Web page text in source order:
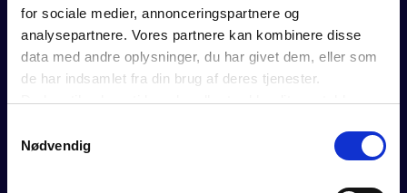
for sociale medier, annonceringspartnere og
analysepartnere. Vores partnere kan kombinere disse
data med andre oplysninger, du har givet dem, eller som
de har indsamlet fra din brug af deres tjenester.
Du kan til enhver tid ændre eller trække dit samtykke
hjørne på websitet.
Nødvendig
Rådgivning
Værktøjer
Kurser og events
Politik
Analyser
Medlemsfordele